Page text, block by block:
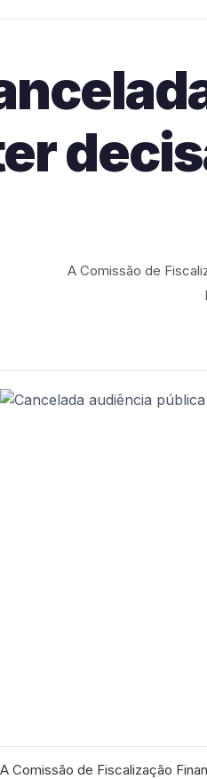
A Comissão de
A Comissão de Fiscalização